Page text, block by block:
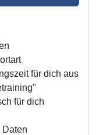
für dich aus
für dich